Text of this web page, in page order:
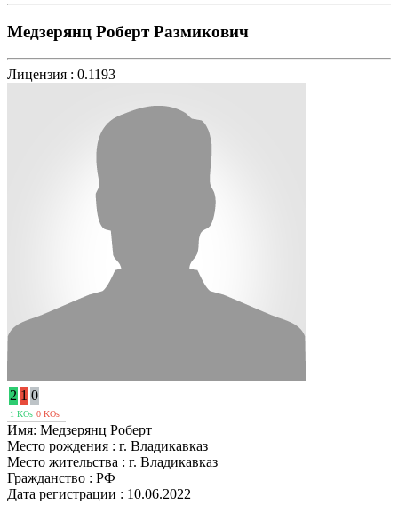
Медзерянц Роберт Размикович
Лицензия : 0.1193
2 1 0
1 KOs 0 KOs
Имя: Медзерянц Роберт
Место рождения : г. Владикавказ
Место жительства : г. Владикавказ
Гражданство : РФ
Дата регистрации : 10.06.2022